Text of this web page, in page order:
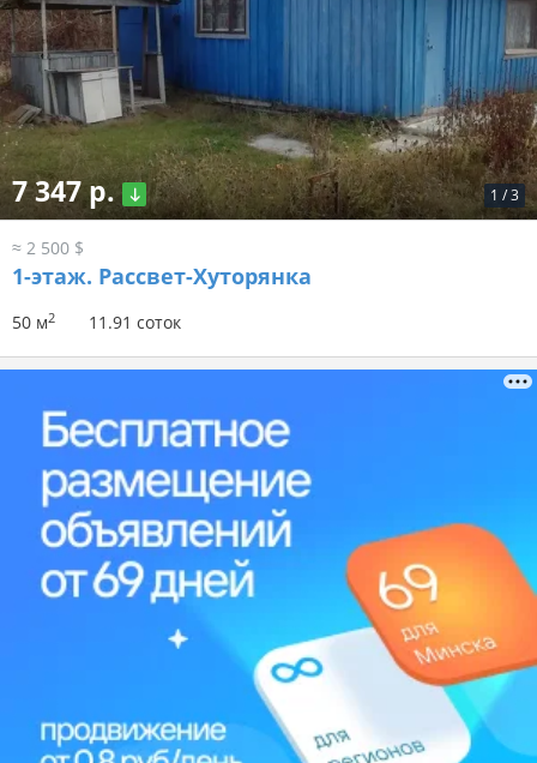
1 /3
7 347 р.
≈ 2 500 $
1-этаж. Рассвет-Хуторянка
50 м2 11.91 соток